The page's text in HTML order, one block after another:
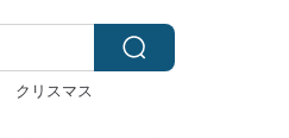
クリスマス